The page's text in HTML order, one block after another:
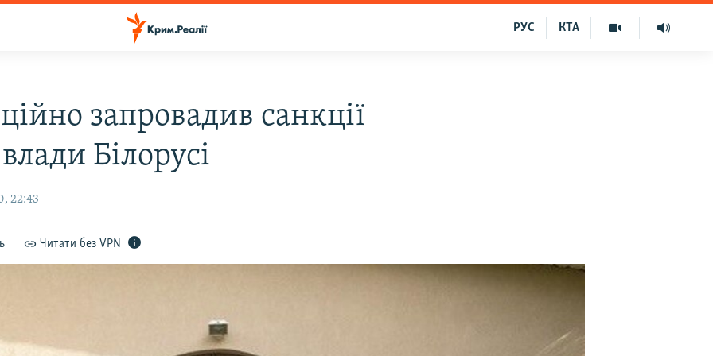
КТА
РУС
запровадив санкції
Білорусі
22:43
Читати без VPN